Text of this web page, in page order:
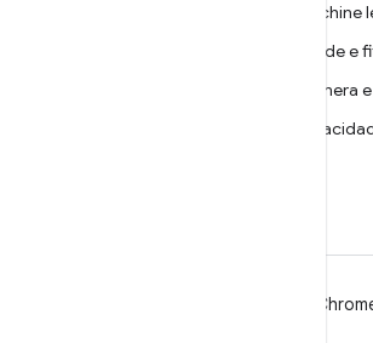
Machine
Saúde e
Câmera